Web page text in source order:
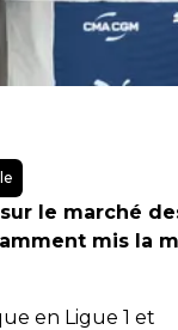
le marché
mis la
en Ligue 1 et